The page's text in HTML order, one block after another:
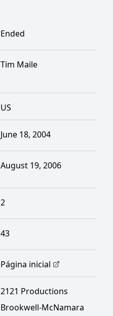
Ended
Tim Maile
US
June 18, 2004
August 19, 2006
2
43
Página inicial
2121 Productions
Brookwell-McNamara